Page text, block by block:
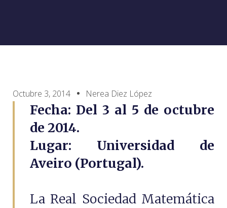
Octubre 3, 2014 Nerea Diez López
Fecha: Del 3 al 5 de octubre
de 2014.
Lugar: Universidad de
Aveiro (Portugal).
La Real Sociedad Matemática